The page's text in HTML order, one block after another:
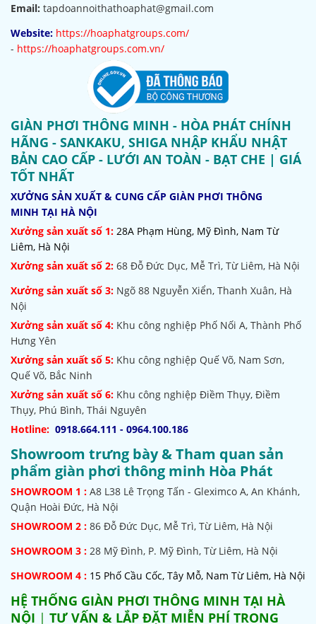
Email: tapdoannoithathoaphat@gmail.com
Website: https://hoaphatgroups.com/
- https://hoaphatgroups.com.vn/
GIÀN PHƠI THÔNG MINH - HÒA PHÁT CHÍNH
HÃNG - SANKAKU, SHIGA NHẬP KHẨU NHẬT
BẢN CAO CẤP - LƯỚI AN TOÀN - BẠT CHE | GIÁ
TỐT NHẤT
XƯỞNG SẢN XUẤT & CUNG CẤP GIÀN PHƠI THÔNG
MINH TẠI HÀ NỘI
Xưởng sản xuất số 1: 28A Phạm Hùng, Mỹ Đình, Nam Từ
Liêm, Hà Nội
Xưởng sản xuất số 2: 68 Đỗ Đức Dục, Mễ Trì, Từ Liêm, Hà Nội
Xưởng sản xuất số 3: Ngõ 88 Nguyễn Xiển, Thanh Xuân, Hà
Nội
Xưởng sản xuất số 4: Khu công nghiệp Phố Nối A, Thành Phố
Hưng Yên
Xưởng sản xuất số 5: Khu công nghiệp Quế Võ, Nam Sơn,
Quế Võ, Bắc Ninh
Xưởng sản xuất số 6: Khu công nghiệp Điềm Thụy, Điềm
Thụy, Phú Bình, Thái Nguyên
Hotline: 0918.664.111 - 0964.100.186
Showroom trưng bày & Tham quan sản
phẩm giàn phơi thông minh Hòa Phát
SHOWROOM 1 : A8 L38 Lê Trọng Tấn - Gleximco A, An Khánh,
Quận Hoài Đức, Hà Nội
SHOWROOM 2 : 86 Đỗ Đức Dục, Mễ Trì, Từ Liêm, Hà Nội
SHOWROOM 3 : 28 Mỹ Đình, P. Mỹ Đình, Từ Liêm, Hà Nội
SHOWROOM 4 : 15 Phố Cầu Cốc, Tây Mỗ, Nam Từ Liêm, Hà Nội
HỆ THỐNG GIÀN PHƠI THÔNG MINH TẠI HÀ
NỘI | TƯ VẤN & LẮP ĐẶT MIỄN PHÍ TRONG